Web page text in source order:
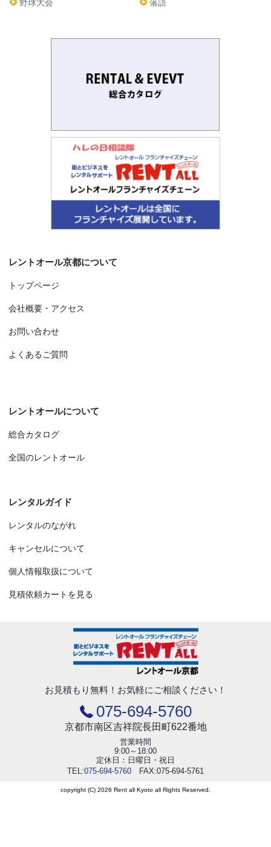
野球大会 落語
レントオール京都について
トップページ
会社概要・アクセス
お問い合わせ
よくあるご質問
レントオールについて
総合カタログ
全国のレントオール
レンタルガイド
レンタルのながれ
キャンセルについて
個人情報取扱について
見積依頼カートを見る
お見積もり無料！ お気軽にご相談ください！
075-694-5760
京都市南区吉祥院長田町622番地
営業時間
9:00～18:00
定休日：日曜日・祝日
TEL:075-694-5760 FAX:075-694-5761
copyright (C) 2026 Rent all Kyoto all Rights Reserved.